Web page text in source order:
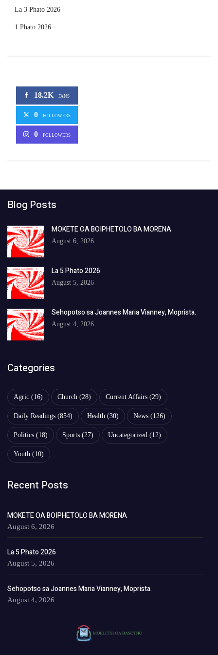
La 3 Phato 2026
1 Phato 2026
18.2K FANS
0 FOLLOWERS
0 FOLLOWERS
Blog Posts
MOKETE OA BOIPHETOLO BA MORENA
August 6, 2026
La 5 Phato 2026
August 5, 2026
Sehopotso sa Joannes Maria Vianney, Moprista.
August 4, 2026
Categories
Agric (16) Church (28) Current Affairs (29)
Daily Readings (854) Health (30) News (126)
Politics (18) Sports (27) Uncategorized (12)
Youth (10)
Recent Posts
MOKETE OA BOIPHETOLO BA MORENA
August 6, 2026
La 5 Phato 2026
August 5, 2026
Sehopotso sa Joannes Maria Vianney, Moprista.
August 4, 2026